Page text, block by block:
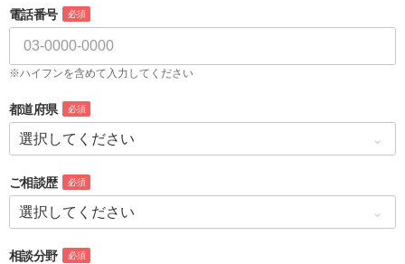
電話番号 必須
※ハイフンを含めて入力してください
都道府県 必須
ご相談歴 必須
相談分野 必須